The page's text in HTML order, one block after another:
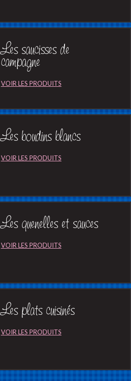
Les saucisses de
campagne
Les boudins blancs
Les quenelles et sauces
Les plats cuisinés